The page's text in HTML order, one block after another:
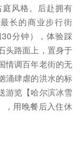
风格。后赴拥有
长的商业步行街
分钟），体验踩
头路面上，置身于
情调百年老街的无
涌肆虐的洪水的标
览【哈尔滨冰雪
，用晚餐后入住休